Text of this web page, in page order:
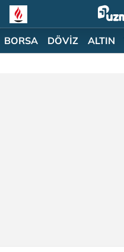
BORSA DÖVİZ ALTIN